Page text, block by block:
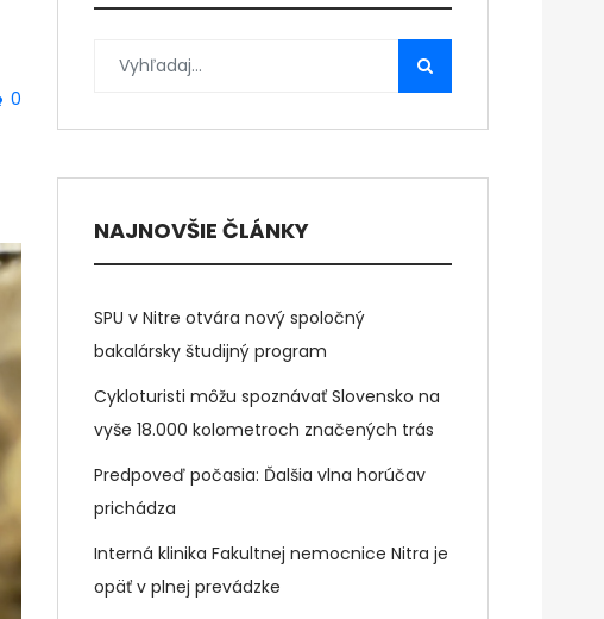
0
NAJNOVŠIE ČLÁNKY
SPU v Nitre otvára nový spoločný
bakalársky študijný program
Cykloturisti môžu spoznávať Slovensko na
vyše 18.000 kolometroch značených trás
Predpoveď počasia: Ďalšia vlna horúčav
prichádza
Interná klinika Fakultnej nemocnice Nitra je
opäť v plnej prevádzke